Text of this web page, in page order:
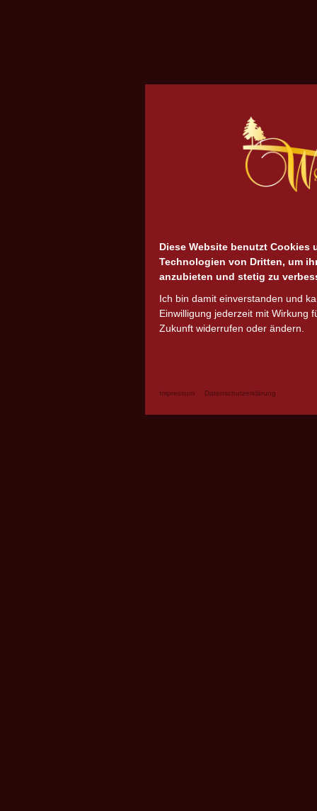
Diese Website benutzt Cookies
Technologien von Dritten, um
anzubieten und stetig zu
Ich bin damit einverstanden und
Einwilligung jederzeit mit Wirkung
Zukunft widerrufen oder ändern.
Impressum Datenschutzerklärung